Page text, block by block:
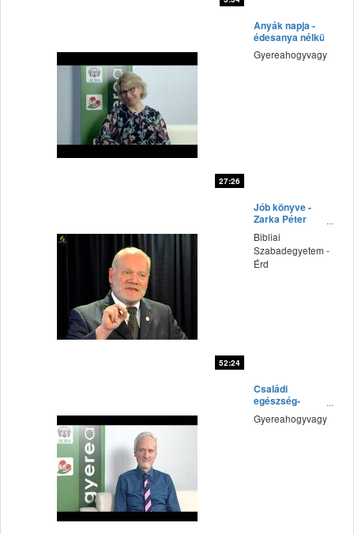
27:26
Anyák napja -
édesanya nélkül
Gyereahogyvagy
52:24
Jób könyve -
Zarka Péter
előadása
Bibliai
Szabadegyetem -
Érd
Családi
egészség-
kapszulák
Gyereahogyvagy